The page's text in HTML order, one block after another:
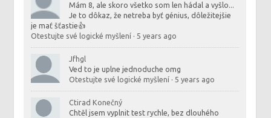
Mám 8, ale skoro všetko som len hádal a vyšlo...
Je to dôkaz, že netreba byť génius, dôležitejšie
je mať šťastie👍
Otestujte své logické myšlení · 5 years ago
Jfhgl
Ved to je uplne jednoduche omg
Otestujte své logické myšlení · 5 years ago
Ctirad Konečný
Chtěl jsem vyplnit test rychle, bez dlouhého